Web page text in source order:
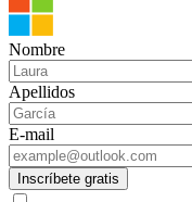
Nombre
Apellidos
E-mail
Inscríbete gratis